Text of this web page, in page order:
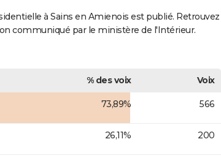
à Sains en Amienois est publié. Retrouvez
communiqué par le ministère de l'Intérieur.
% des voix
Voix
73,89% 566
26,11% 200